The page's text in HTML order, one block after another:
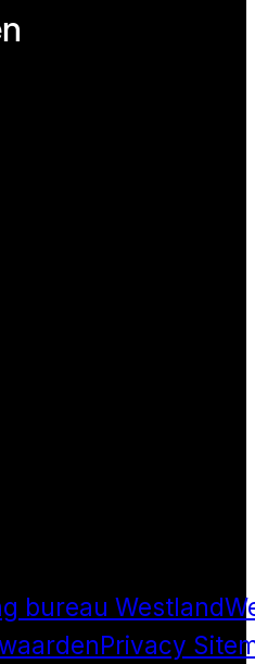
bureau Westland
Privacy